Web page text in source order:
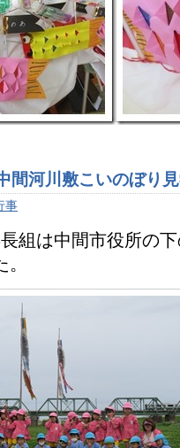
河川敷こいのぼり
事
組は中間市役所の